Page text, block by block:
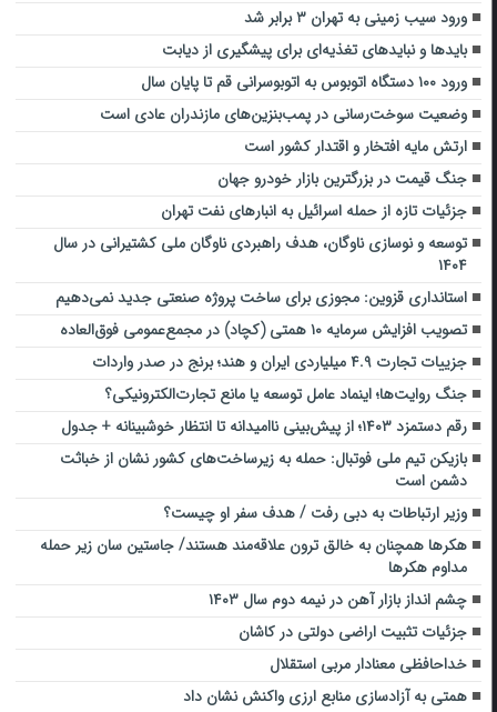
ورود سیب زمینی به تهران ۳ برابر شد
بایدها و نبایدهای تغذیه‌ای برای پیشگیری از دیابت
ورود ۱۰۰ دستگاه اتوبوس به اتوبوسرانی قم تا پایان سال
وضعیت سوخت‌رسانی در پمب‌بنزین‌های مازندران عادی است
ارتش مایه افتخار و اقتدار کشور است
جنگ قیمت در بزرگترین بازار خودرو جهان
جزئیات تازه از حملۀ اسرائیل به انبارهای نفت تهران
توسعه و نوسازی ناوگان، هدف راهبردی ناوگان ملی کشتیرانی در سال
۱۴۰۴
استانداری قزوین: مجوزی برای ساخت پروژه صنعتی جدید نمی‌دهیم
تصویب افزایش سرمایه ۱۰ همتی (کچاد) در مجمع‌عمومی فوق‌العاده
جزییات تجارت ۴.۹ میلیاردی ایران و هند؛ برنج در صدر واردات
جنگ روایت‌ها؛ اینماد عامل توسعه یا مانع تجارت‌الکترونیکی؟
رقم دستمزد ۱۴۰۳؛ از پیش‌بینی ناامیدانه تا انتظار خوشبینانه + جدول
بازیکن تیم ملی فوتبال: حمله به زیرساخت‌های کشور نشان از خباثت
دشمن است
وزیر ارتباطات به دبی رفت / هدف سفر او چیست؟
هکرها همچنان به خالق ترون علاقه‌مند هستند/ جاستین سان زیر حمله
مداوم هکرها
چشم انداز بازار آهن در نیمه دوم سال ۱۴۰۳
جزئیات تثبیت اراضی دولتی در کاشان
خداحافظی معنادار مربی استقلال
همتی به آزادسازی منابع ارزی واکنش نشان داد